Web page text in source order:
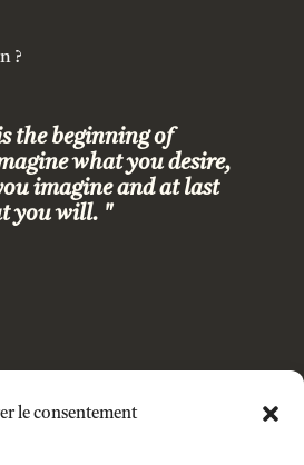
le consentement
?
the beginning of
what you desire,
imagine and at last
you will. "